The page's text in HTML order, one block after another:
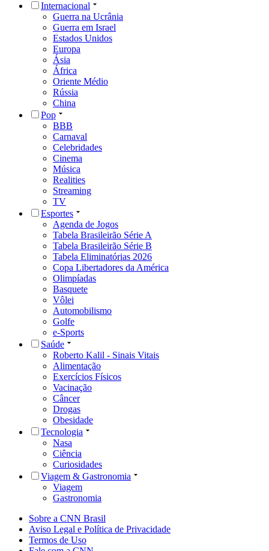
Internacional
Guerra na Ucrânia
Guerra em Israel
Estados Unidos
Europa
Ásia
África
Oriente Médio
Rússia
China
Pop
BBB
Carnaval
Celebridades
Cinema
Música
Realities
Streaming
TV
Esportes
Agenda de Jogos
Tabela Brasileirão Série A
Tabela Brasileirão Série B
Tabela Eliminatórias 2026
Copa Libertadores da América
Olimpíadas
Basquete
Vôlei
Automobilismo
Golfe
e-Sports
Saúde
Roberto Kalil - Sinais Vitais
Alimentação
Exercícios Físicos
Vacinação
Câncer
Drogas
Obesidade
Tecnologia
Nasa
Ciência
Curiosidades
Viagem & Gastronomia
Viagem
Gastronomia
Sobre a CNN Brasil
Aviso Legal e Política de Privacidade
Termos de Uso